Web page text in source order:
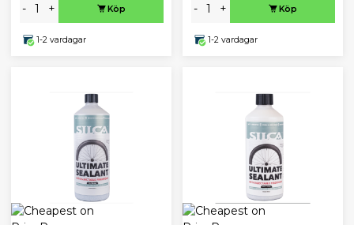
- + Köp
1-2 vardagar
- + Köp
1-2 vardagar